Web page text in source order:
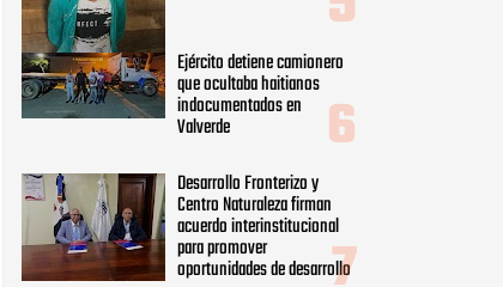
Ejército detiene camionero
que ocultaba haitianos
indocumentados en
Valverde
Desarrollo Fronterizo y
Centro Naturaleza firman
acuerdo interinstitucional
para promover
oportunidades de desarrollo